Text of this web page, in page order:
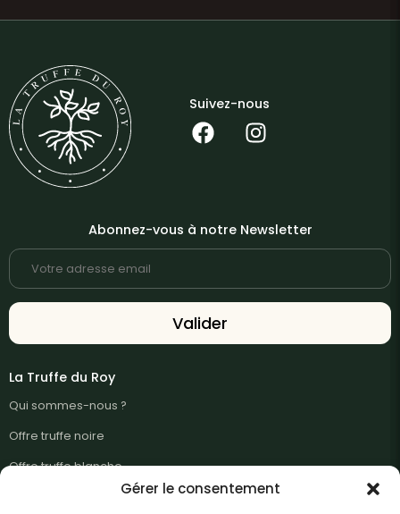
Gérer le consentement
Suivez-nous
Abonnez-vous à notre Newsletter
La Truffe du Roy
Qui sommes-nous ?
Offre truffe noire
Offre truffe blanche